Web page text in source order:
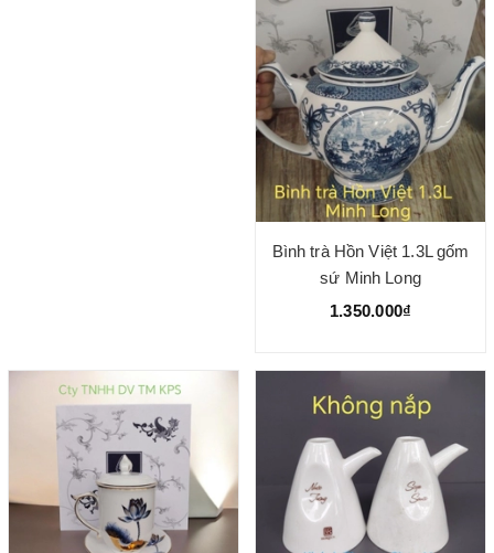
Bình trà Hồn Việt 1.3L gốm
sứ Minh Long
1.350.000₫